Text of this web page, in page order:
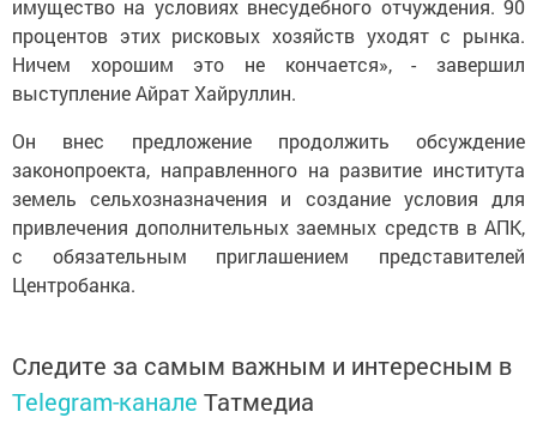
имущество на условиях внесудебного отчуждения. 90
процентов этих рисковых хозяйств уходят с рынка.
Ничем хорошим это не кончается», - завершил
выступление Айрат Хайруллин.
Он внес предложение продолжить обсуждение
законопроекта, направленного на развитие института
земель сельхозназначения и создание условия для
привлечения дополнительных заемных средств в АПК,
с обязательным приглашением представителей
Центробанка.
Следите за самым важным и интересным в
Telegram-канале Татмедиа